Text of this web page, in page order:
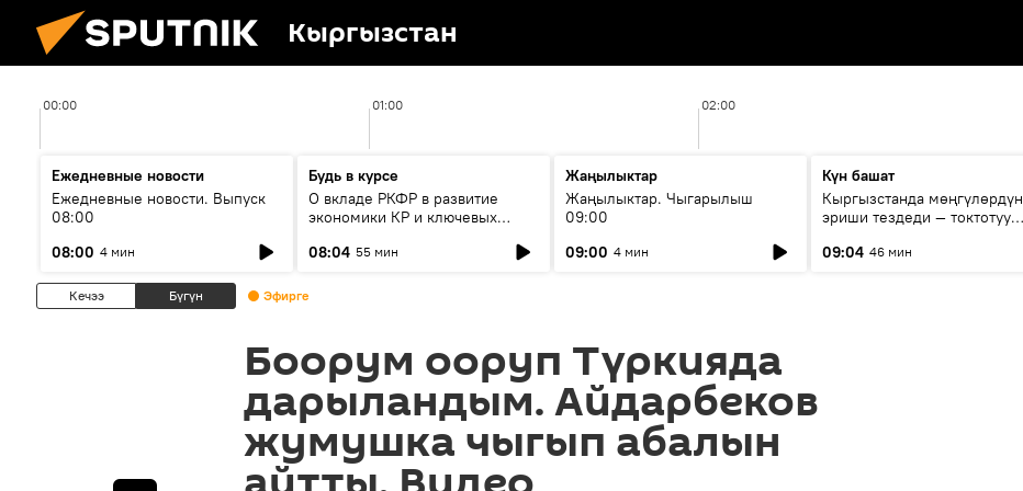
Кыргызстан
00:00 01:00 02:00
Ежедневные новости
Ежедневные новости. Выпуск
08:00
08:00 4 мин
Будь в курсе
О вкладе РКФР в развитие
экономики КР и ключевых
08:04 55 мин
Жаңылыктар
Жаңылыктар. Чыгарылыш
09:00
09:00 4 мин
Күн башат
Кыргызстанда мөңгүлөрдүн
эриши тездеди — токтотуу
09:04 46 мин
Кечээ Бүгүн Эфирге
Боорум ооруп Түркияда
дарыландым. Айдарбеков
жумушка чыгып абалын